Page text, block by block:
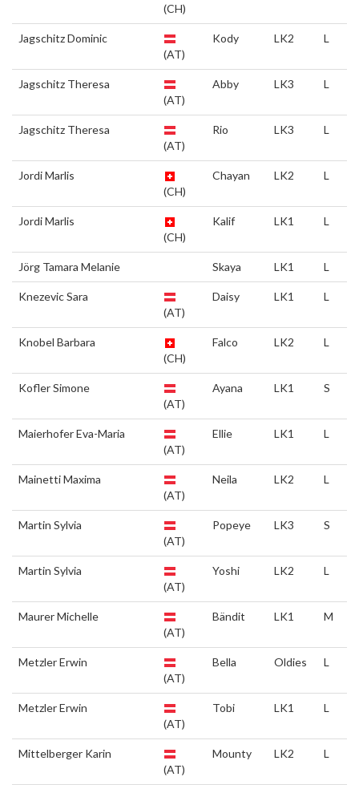
(CH)
Jagschitz Dominic
(AT)
Kody LK2 L
Jagschitz Theresa
(AT)
Abby LK3 L
Jagschitz Theresa
(AT)
Rio LK3 L
Jordi Marlis
(CH)
Chayan LK2 L
Jordi Marlis
(CH)
Kalif LK1 L
Jörg Tamara Melanie Skaya LK1 L
Knezevic Sara
(AT)
Daisy LK1 L
Knobel Barbara
(CH)
Falco LK2 L
Kofler Simone
(AT)
Ayana LK1 S
Maierhofer Eva-Maria
(AT)
Ellie LK1 L
Mainetti Maxima
(AT)
Neila LK2 L
Martin Sylvia
(AT)
Popeye LK3 S
Martin Sylvia
(AT)
Yoshi LK2 L
Maurer Michelle
(AT)
Bändit LK1 M
Metzler Erwin
(AT)
Bella Oldies L
Metzler Erwin
(AT)
Tobi LK1 L
Mittelberger Karin
(AT)
Mounty LK2 L